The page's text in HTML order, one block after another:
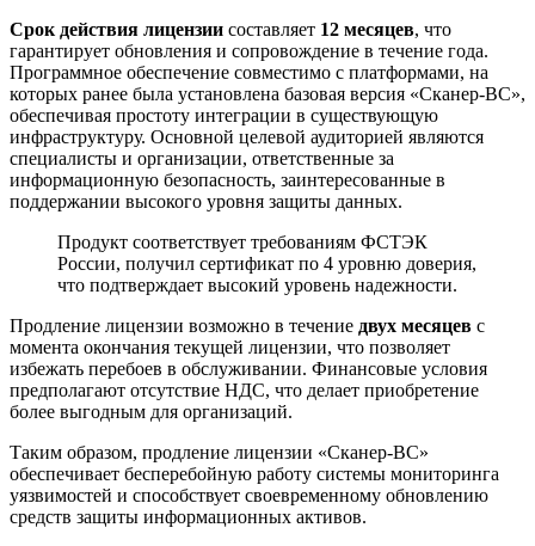
Срок действия лицензии составляет 12 месяцев, что
гарантирует обновления и сопровождение в течение года.
Программное обеспечение совместимо с платформами, на
которых ранее была установлена базовая версия «Сканер-ВС»,
обеспечивая простоту интеграции в существующую
инфраструктуру. Основной целевой аудиторией являются
специалисты и организации, ответственные за
информационную безопасность, заинтересованные в
поддержании высокого уровня защиты данных.
Продукт соответствует требованиям ФСТЭК
России, получил сертификат по 4 уровню доверия,
что подтверждает высокий уровень надежности.
Продление лицензии возможно в течение двух месяцев с
момента окончания текущей лицензии, что позволяет
избежать перебоев в обслуживании. Финансовые условия
предполагают отсутствие НДС, что делает приобретение
более выгодным для организаций.
Таким образом, продление лицензии «Сканер-ВС»
обеспечивает бесперебойную работу системы мониторинга
уязвимостей и способствует своевременному обновлению
средств защиты информационных активов.